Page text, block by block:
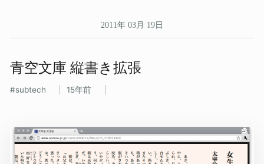
2011年 03月 19日
青​空文庫 縦​書き拡張
subtech 15年前